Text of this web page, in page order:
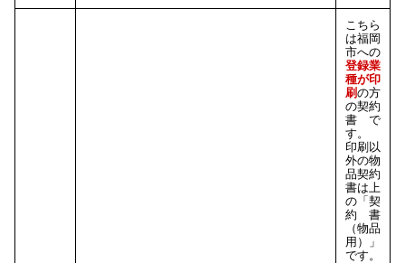
こちら
は福岡
市への
登録業
種が印
刷の方
の契約
書で
す。
印刷以
外の物
品契約
書は上
の「契
約書
（物品
用）」
です。